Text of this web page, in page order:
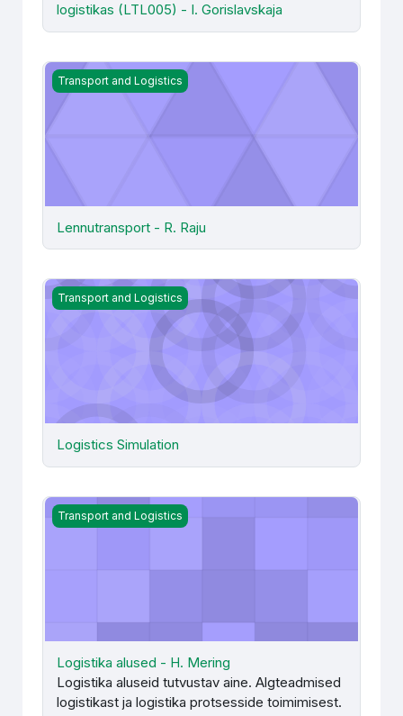
logistikas (LTL005) - I. Gorislavskaja
Lennutransport - R. Raju
Transport and Logistics
Lennutransport - R. Raju
Logistics Simulation
Transport and Logistics
Logistics Simulation
Logistika alused - H. Mering
Transport and Logistics
Logistika alused - H. Mering
Logistika aluseid tutvustav aine. Algteadmised
logistikast ja logistika protsesside toimimisest.